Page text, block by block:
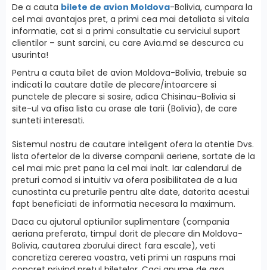
De a cauta bilete de avion Moldova-Bolivia, cumpara la
cel mai avantajos pret, a primi cea mai detaliata si vitala
informatie, cat si a primi сonsultatie cu serviciul suport
clientilor – sunt sarcini, cu care Avia.md se descurca cu
usurinta!
Pentru a cauta bilet de avion Moldova-Bolivia, trebuie sa
indicati la cautare datile de plecare/intoarcere si
punctele de plecare si sosire, adica Chisinau-Bolivia si
site-ul va afisa lista cu orase ale tarii (Bolivia), de care
sunteti interesati.
Sistemul nostru de cautare inteligent ofera la atentie Dvs.
lista ofertelor de la diverse companii aeriene, sortate de la
cel mai mic pret pana la cel mai inalt. Iar calendarul de
preturi comod si intuitiv va ofera posibilitatea de a lua
cunostinta cu preturile pentru alte date, datorita acestui
fapt beneficiati de informatia necesara la maximum.
Daca cu ajutorul optiunilor suplimentare (compania
aeriana preferata, timpul dorit de plecare din Moldova-
Bolivia, cautarea zborului direct fara escale), veti
concretiza cererea voastra, veti primi un raspuns mai